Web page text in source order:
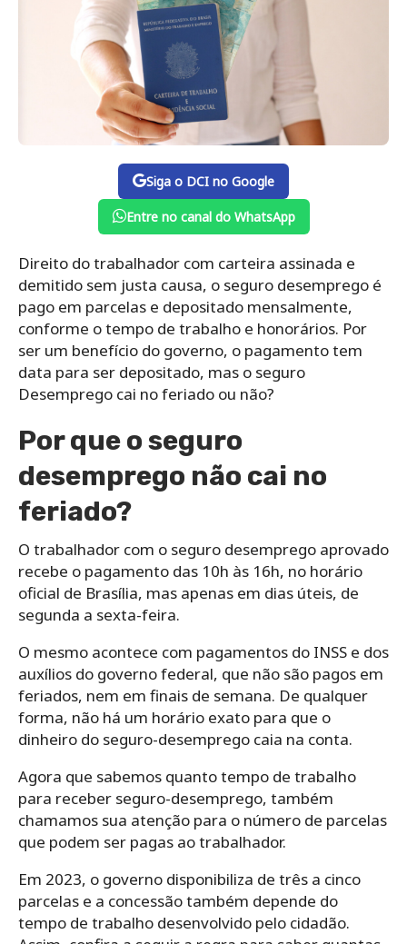
Siga o DCI no Google
Entre no canal do WhatsApp
Direito do trabalhador com carteira assinada e
demitido sem justa causa, o seguro desemprego é
pago em parcelas e depositado mensalmente,
conforme o tempo de trabalho e honorários. Por
ser um benefício do governo, o pagamento tem
data para ser depositado, mas o seguro
Desemprego cai no feriado ou não?
Por que o seguro
desemprego não cai no
feriado?
O trabalhador com o seguro desemprego aprovado
recebe o pagamento das 10h às 16h, no horário
oficial de Brasília, mas apenas em dias úteis, de
segunda a sexta-feira.
O mesmo acontece com pagamentos do INSS e dos
auxílios do governo federal, que não são pagos em
feriados, nem em finais de semana. De qualquer
forma, não há um horário exato para que o
dinheiro do seguro-desemprego caia na conta.
Agora que sabemos quanto tempo de trabalho
para receber seguro-desemprego, também
chamamos sua atenção para o número de parcelas
que podem ser pagas ao trabalhador.
Em 2023, o governo disponibiliza de três a cinco
parcelas e a concessão também depende do
tempo de trabalho desenvolvido pelo cidadão.